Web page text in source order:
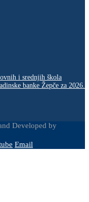
i srednjih škola
banke Žepče za 2026.
Developed by
Email